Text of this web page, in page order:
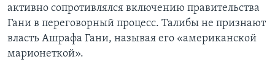
активно сопротивлялся включению правительства
Гани в переговорный процесс. Талибы не признают
власть Ашрафа Гани, называя его «американской
марионеткой».